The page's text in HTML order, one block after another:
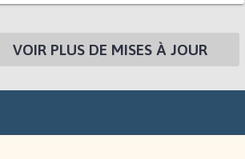
VOIR PLUS DE MISES À JOUR